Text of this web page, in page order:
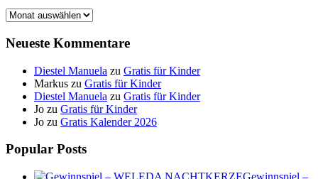
Archiv
Neueste Kommentare
Diestel Manuela zu Gratis für Kinder
Markus zu Gratis für Kinder
Diestel Manuela zu Gratis für Kinder
Jo zu Gratis für Kinder
Jo zu Gratis Kalender 2026
Popular Posts
Gewinnspiel –